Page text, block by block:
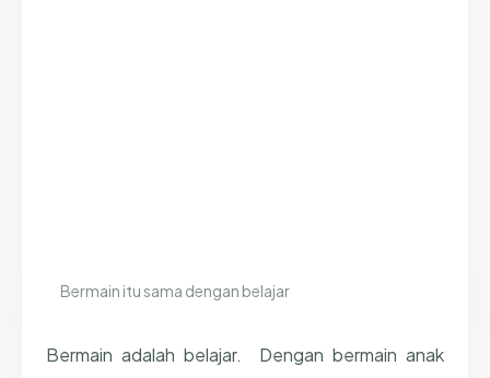
Bermain itu sama dengan belajar
Bermain adalah belajar. Dengan bermain anak